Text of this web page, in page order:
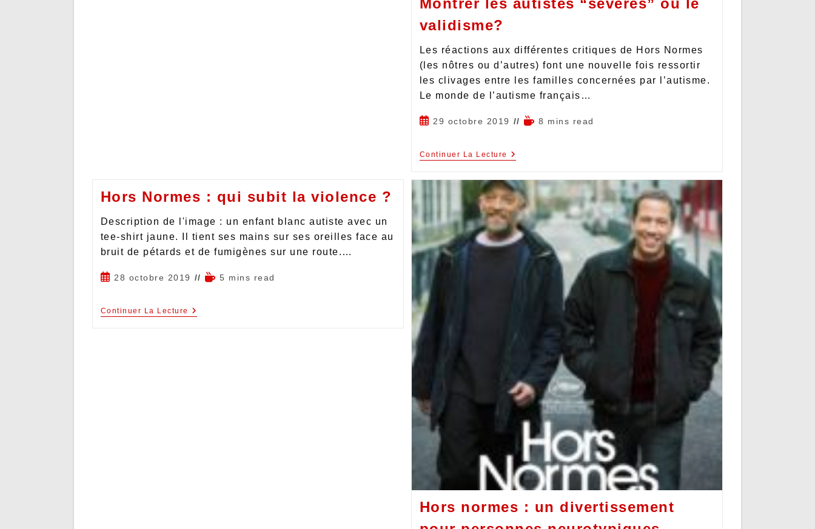
Montrer les autistes “sévères” ou le
validisme?
Les réactions aux différentes critiques de Hors Normes
(les nôtres ou d’autres) font une nouvelle fois ressortir
les clivages entre les familles concernées par l’autisme.
Le monde de l’autisme français…
29 octobre 2019 8 mins read
Continuer La Lecture
Hors Normes : qui subit la violence ?
Description de l'image : un enfant blanc autiste avec un
tee-shirt jaune. Il tient ses mains sur ses oreilles face au
bruit de pétards et de fumigènes sur une route.…
28 octobre 2019 5 mins read
Continuer La Lecture
Hors normes : un divertissement